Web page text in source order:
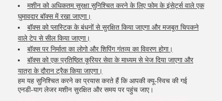
मशीन को अधिकतम सुरक्षा सुनिश्चित करने के लिए फोम के इंसेर्ट्स वाले एक
घुमावदार बॉक्स में रखा जाएगा।
बॉक्स को प्लास्टिक के बंधनों से सुरक्षित किया जाएगा और मजबूत चिपकने
वाले टेप से सील किया जाएगा।
बॉक्स पर निर्माता का लोगो और शिपिंग गंतव्य का विवरण होगा।
बॉक्स को एक प्रतिष्ठित कूरियर सेवा के माध्यम से भेज दिया जाएगा और
यात्रा के दौरान ट्रैक किया जाएगा।
हम यह सुनिश्चित करने का प्रयास करते हैं कि आपकी क्यू-स्विच की गई
एनडी-याग लेजर मशीन सुरक्षित और समय पर पहुंच जाए।